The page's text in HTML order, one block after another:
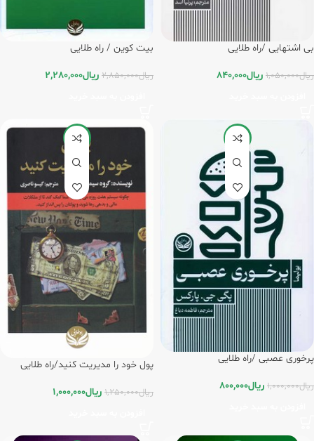
بی اشتهایی /راه طلایی
ریال1,050,000 ریال840,000
بیت کوین / راه طلایی
ریال2,850,000 ریال2,280,000
-20%
پرخوری عصبی /راه طلایی
ریال1,000,000 ریال800,000
-20%
پول خود را مدیریت کنید/راه طلایی
ریال1,250,000 ریال1,000,000